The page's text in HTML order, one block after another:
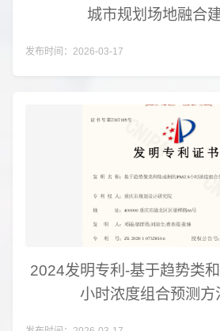
城市规划场地融合
发布时间：2026-03-17
2024发明专利-基于趋势类
小时浓度组合预测方